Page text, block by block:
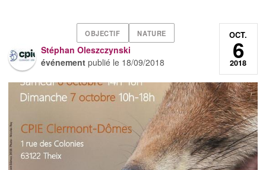
OBJECTIF NATURE
Stéphan Oleszczynski
événement publié le 18/09/2018
OCT.
6
2018